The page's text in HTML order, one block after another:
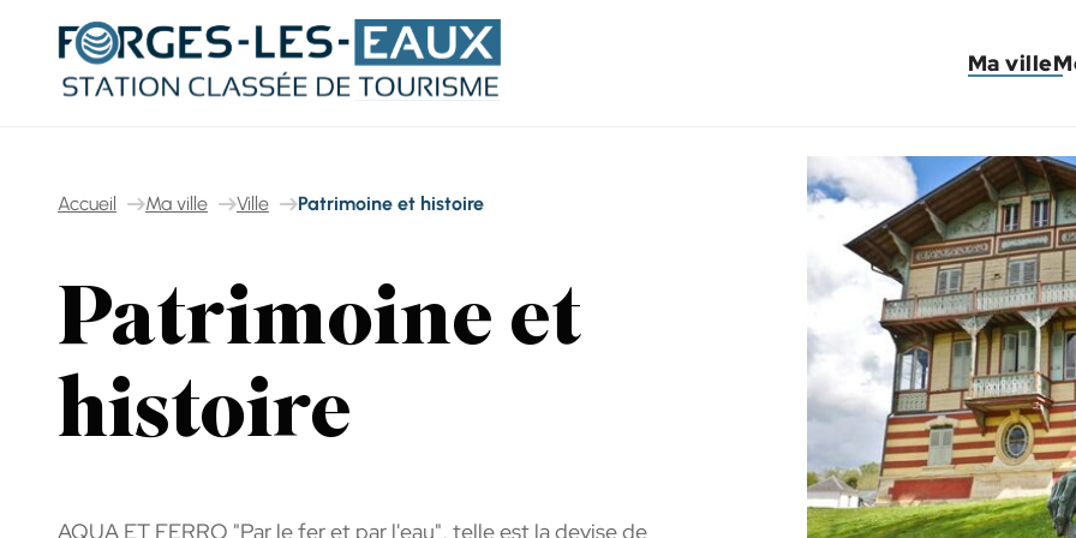
Ma ville
Accueil Ma ville Ville Patrimoine et histoire
Patrimoine et
histoire
AQUA ET FERRO "Par le fer et par l'eau", telle est la devise de